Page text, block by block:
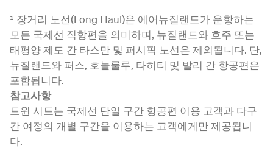
¹ 장거리 노선(Long Haul)은 에어뉴질랜드가 운항하는
모든 국제선 직항편을 의미하며, 뉴질랜드와 호주 또는
태평양 제도 간 타스만 및 퍼시픽 노선은 제외됩니다. 단,
뉴질랜드와 퍼스, 호놀룰루, 타히티 및 발리 간 항공편은
포함됩니다.
참고사항
트윈 시트는 국제선 단일 구간 항공편 이용 고객과 다구
간 여정의 개별 구간을 이용하는 고객에게만 제공됩니
다.